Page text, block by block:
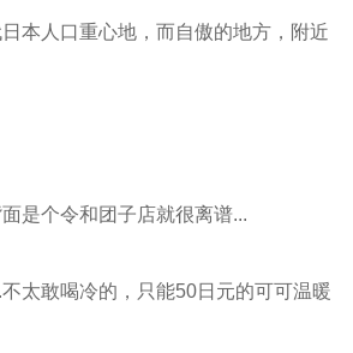
本人口重心地，而自傲的地方，附近
是个令和团子店就很离谱...
太敢喝冷的，只能50日元的可可温暖